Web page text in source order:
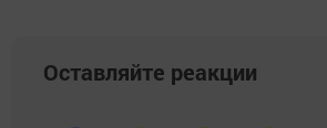
Оставляйте реакции